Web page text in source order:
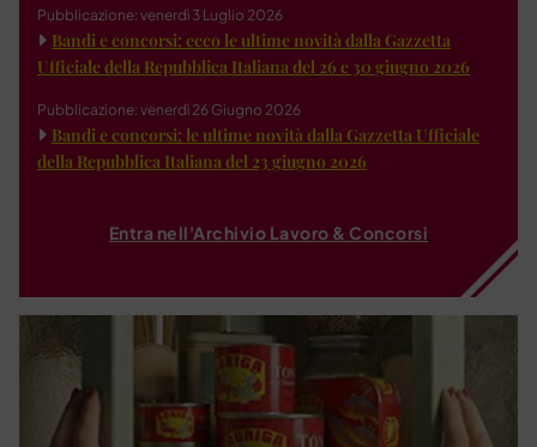
Pubblicazione: venerdì 3 Luglio 2026
Bandi e concorsi: ecco le ultime novità dalla Gazzetta
Ufficiale della Repubblica Italiana del 26 e 30 giugno 2026
Pubblicazione: venerdì 26 Giugno 2026
Bandi e concorsi: le ultime novità dalla Gazzetta Ufficiale
della Repubblica Italiana del 23 giugno 2026
Entra nell'Archivio Lavoro & Concorsi